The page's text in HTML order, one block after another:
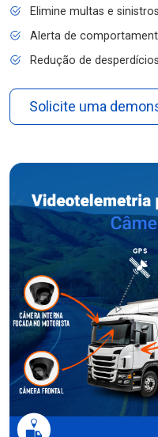
Elimine multas e
Alerta de
Redução de
Solicite uma